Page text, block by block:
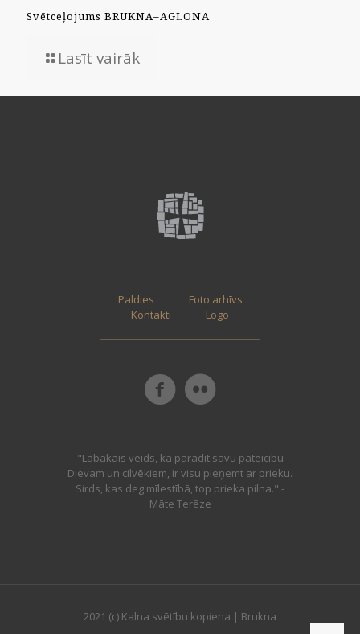
Svētceļojums BRUKNA–AGLONA
Lasīt vairāk
Paldies
Foto arhīvs
Kontakti
Logo
"Labākais veids, kā parādīt savu pateicību
Dievam un cilvēkiem, ir visu pieņemt ar prieku.
Sirds, kas deg mīlestībā, top prieka pilna." -
Māte Terēze
2021 (c) Kalna svētību kopiena | Brukna